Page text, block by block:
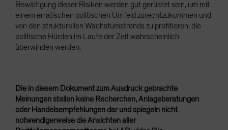
Bewältigung dieser Risiken werden gut gerüstet sein, um mit
einem erratischen politischen Umfeld zurechtzukommen und
von den strukturellen Wachstumstrends zu profitieren, die
politische Hürden im Laufe der Zeit wahrscheinlich
überwinden werden.
Die in diesem Dokument zum Ausdruck gebrachte
Meinungen stellen keine Recherchen, Anlageberatungen
oder Handelsempfehlungen dar und spiegeln nicht
notwendigerweise die Ansichten aller